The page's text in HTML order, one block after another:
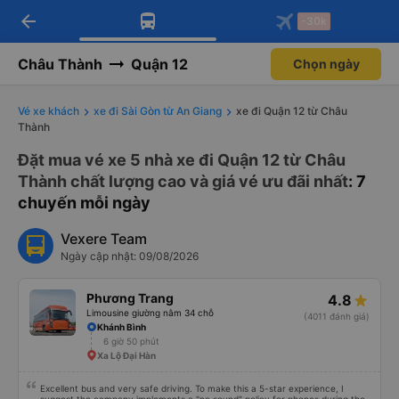
Tải app Vexere ngay!
Nhận ưu đãi thành viên độc
Mở app
Tải app Vexere
-30k/ghế khi đặt vé máy bay qua
Mở app
arrow_back -30k
Châu Thành Quận 12 Chọn ngày
Vé xe khách xe đi Sài Gòn từ An Giang
xe đi Quận 12 từ Châu
Thành
Đặt mua vé xe 5 nhà xe đi Quận 12 từ Châu
Thành chất lượng cao và giá vé ưu đãi nhất: 7
chuyến mỗi ngày
Vexere Team
Ngày cập nhật: 09/08/2026
Phương Trang
Limousine giường nằm 34 chỗ
4.8
(4011 đánh giá)
Khánh Bình
6 giờ 50 phút
Xa Lộ Đại Hàn
Excellent bus and very safe driving. To make this a 5-star experience, I